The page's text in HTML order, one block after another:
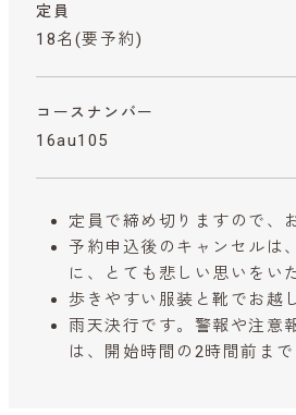
定員
18名(要予約)
コースナンバー
16au105
定員で締め切りますので、
予約申込後のキャンセルは
に、とても悲しい思いをい
歩きやすい服装と靴でお越
雨天決行です。警報や注意
は、開始時間の2時間前ま